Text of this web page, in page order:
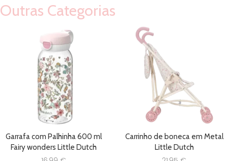
Outras Categorias
Garrafa com Palhinha 600 ml
Fairy wonders Little Dutch
Carrinho de boneca em Metal
Little Dutch